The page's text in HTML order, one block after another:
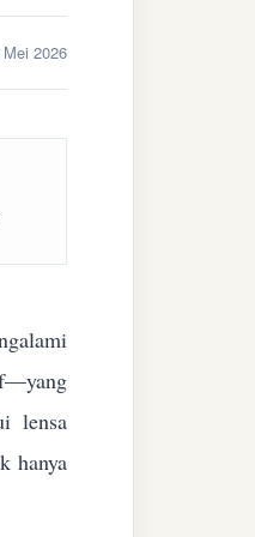
2026
lensa
hanya